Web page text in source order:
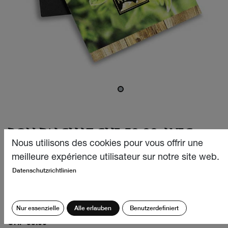
BON D'ACHAT CHF 50.00 AVEC
BOÎTE
Parmi la multitude d'épices, de thés et de boissons
Mais avec un bon d'achat, tu fais toujours le bon choix!
CHF55.00
Nous utilisons des cookies pour vous offrir une
meilleure expérience utilisateur sur notre site web.
Datenschutzrichtlinien
Nur essenzielle Alle erlauben Benutzerdefiniert